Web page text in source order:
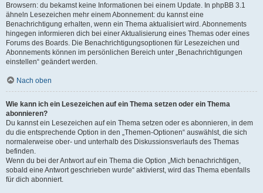
Browsern: du bekamst keine Informationen bei einem Update. In phpBB 3.1
ähneln Lesezeichen mehr einem Abonnement: du kannst eine
Benachrichtigung erhalten, wenn ein Thema aktualisiert wird. Abonnements
hingegen informieren dich bei einer Aktualisierung eines Themas oder eines
Forums des Boards. Die Benachrichtigungsoptionen für Lesezeichen und
Abonnements können im persönlichen Bereich unter „Benachrichtigungen
einstellen“ geändert werden.
Nach oben
Wie kann ich ein Lesezeichen auf ein Thema setzen oder ein Thema
abonnieren?
Du kannst ein Lesezeichen auf ein Thema setzen oder es abonnieren, in dem
du die entsprechende Option in den „Themen-Optionen“ auswählst, die sich
normalerweise ober- und unterhalb des Diskussionsverlaufs des Themas
befinden.
Wenn du bei der Antwort auf ein Thema die Option „Mich benachrichtigen,
sobald eine Antwort geschrieben wurde“ aktivierst, wird das Thema ebenfalls
für dich abonniert.